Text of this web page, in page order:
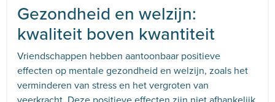
Gezondheid en welzijn:
kwaliteit boven kwantiteit
Vriendschappen hebben aantoonbaar positieve
effecten op mentale gezondheid en welzijn, zoals het
verminderen van stress en het vergroten van